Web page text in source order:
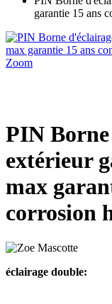
garantie 15 ans
Zoom
PIN
extérieur
max
corrosion
éclairage double: